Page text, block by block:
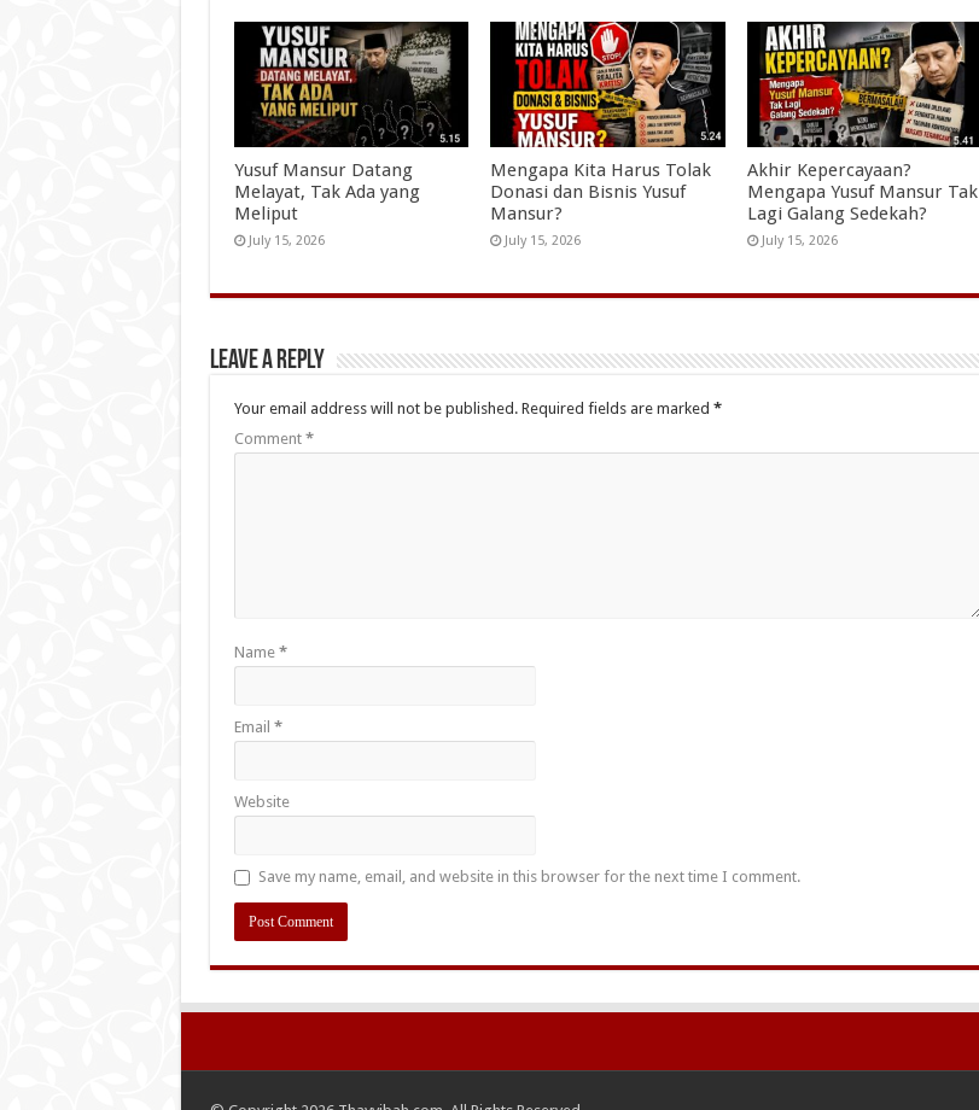
Yusuf Mansur Datang
Melayat, Tak Ada yang
Meliput
July 15, 2026
Mengapa Kita Harus Tolak
Donasi dan Bisnis Yusuf
Mansur?
July 15, 2026
Akhir Kepercayaan?
Mengapa Yusuf Mansur Tak
Lagi Galang Sedekah?
July 15, 2026
Leave a Reply
Your email address will not be published. Required fields are marked *
Comment *
Name *
Email *
Website
Save my name, email, and website in this browser for the next time I comment.